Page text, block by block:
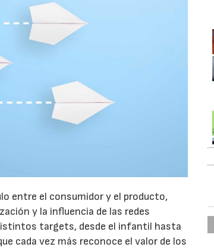
entre el consumidor y el producto,
y la influencia de las redes
targets, desde el infantil hasta
cada vez más reconoce el valor de los